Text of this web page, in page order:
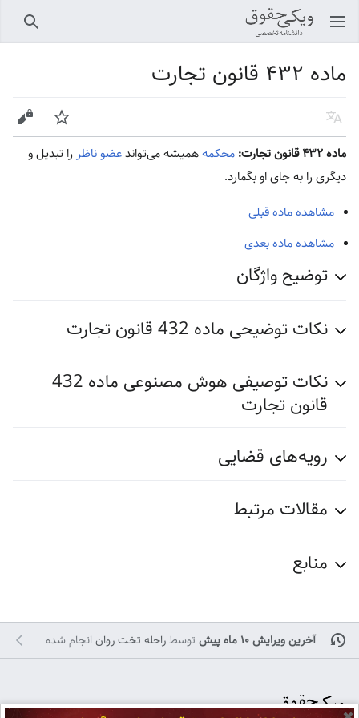
باز کردن منو اصلی جستجو
ماده ۴۳۲ قانون تجارت
زبان پیگیری ویرایش
ماده ۴۳۲ قانون تجارت: محکمههمیشه می‌تواندعضو ناظر را تبدیل و
دیگری را به جای او بگمارد.
مشاهده ماده قبلی
مشاهده ماده بعدی
توضیح واژگان
نکات توضیحی ماده 432 قانون تجارت
نکات توصیفی هوش مصنوعی ماده 432
قانون تجارت
رویه‌های قضایی
مقالات مرتبط
منابع
آخرین ویرایش ۱۰ ماه پیش توسطراحله تخت روان انجام شده